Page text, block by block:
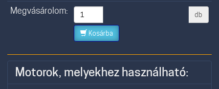
Megvásárolom: db
Kosárba
Motorok, melyekhez használható: